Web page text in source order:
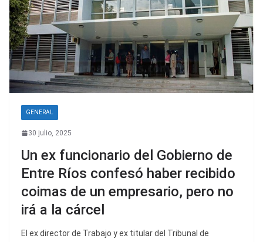
GENERAL
30 julio, 2025
Un ex funcionario del Gobierno de
Entre Ríos confesó haber recibido
coimas de un empresario, pero no
irá a la cárcel
El ex director de Trabajo y ex titular del Tribunal de